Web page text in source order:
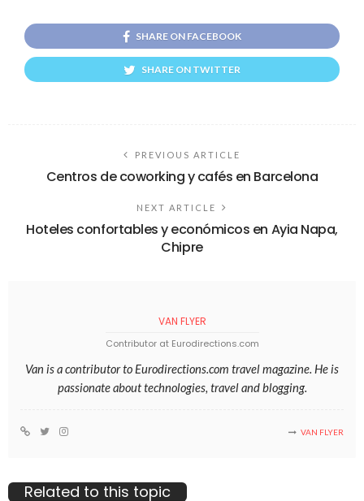
SHARE ON FACEBOOK
SHARE ON TWITTER
PREVIOUS ARTICLE
Centros de coworking y cafés en Barcelona
NEXT ARTICLE
Hoteles confortables y económicos en Ayia Napa,
Chipre
VAN FLYER
Contributor at Eurodirections.com
Van is a contributor to Eurodirections.com travel magazine. He is
passionate about technologies, travel and blogging.
VAN FLYER
Related to this topic